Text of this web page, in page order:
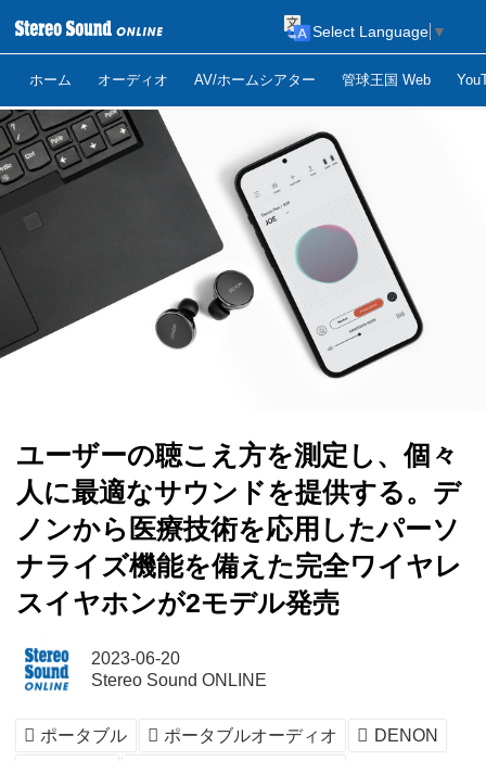
ホーム オーディオ AV/ホームシアター 管球王国 Web
Select Language ▼
ユーザーの聴こえ方を測定し、個々
人に最適なサウンドを提供する。デ
ノンから医療技術を応用したパーソ
ナライズ機能を備えた完全ワイヤレ
スイヤホンが2モデル発売
2023-06-20
Stereo Sound ONLINE
ポータブル ポータブルオーディオ
DENON